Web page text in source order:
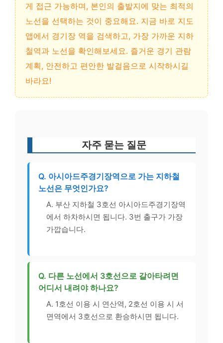
게 접근 가능하며, 본인의 출발지에 맞는 최적의
노선을 선택하는 것이 중요해요. 지금 바로 지도
앱에서 경기장 역을 검색하고, 가장 가까운 지하
철역과 노선을 확인해보세요. 즐거운 경기 관람
계획, 안전하고 편안한 발걸음으로 시작하시길
바라요!
자주 묻는 질문
Q. 아시아드주경기장역으로 가는 지하철
노선은 무엇인가요?
A. 부산 지하철 3호선 아시아드주경기장역
에서 하차하시면 됩니다. 3번 출구가 가장
가깝습니다.
Q. 다른 노선에서 3호선으로 갈아타려면
어디서 내려야 하나요?
A. 1호선 이용 시 연산역, 2호선 이용 시 서
면역에서 3호선으로 환승하시면 됩니다.